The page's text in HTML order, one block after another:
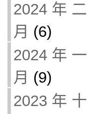
2024 年 二
月 (6)
2024 年 一
月 (9)
2023 年 十